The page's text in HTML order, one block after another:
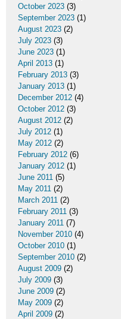
October 2023 (3)
September 2023 (1)
August 2023 (2)
July 2023 (3)
June 2023 (1)
April 2013 (1)
February 2013 (3)
January 2013 (1)
December 2012 (4)
October 2012 (3)
August 2012 (2)
July 2012 (1)
May 2012 (2)
February 2012 (6)
January 2012 (1)
June 2011 (5)
May 2011 (2)
March 2011 (2)
February 2011 (3)
January 2011 (7)
November 2010 (4)
October 2010 (1)
September 2010 (2)
August 2009 (2)
July 2009 (3)
June 2009 (2)
May 2009 (2)
April 2009 (2)